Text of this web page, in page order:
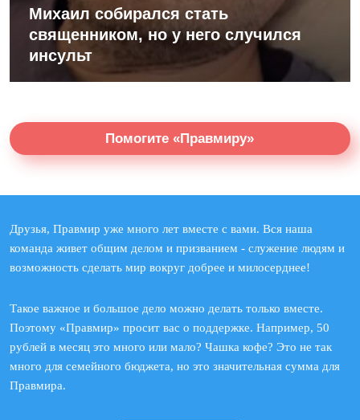
Михаил собирался стать
священником, но у него случился
инсульт
Помогите «Правмиру»
Друзья, Правмир уже много лет вместе с вами. Вся наша
команда живет общим делом и призванием - служение людям и
возможность сделать мир вокруг добрее и милосерднее!
Такое важное и большое дело можно делать только вместе.
Поэтому «Правмир» просит вас о поддержке. Например, 50
рублей в месяц это много или мало? Чашка кофе? Это не так
много для семейного бюджета, но это значительная сумма для
Правмира.